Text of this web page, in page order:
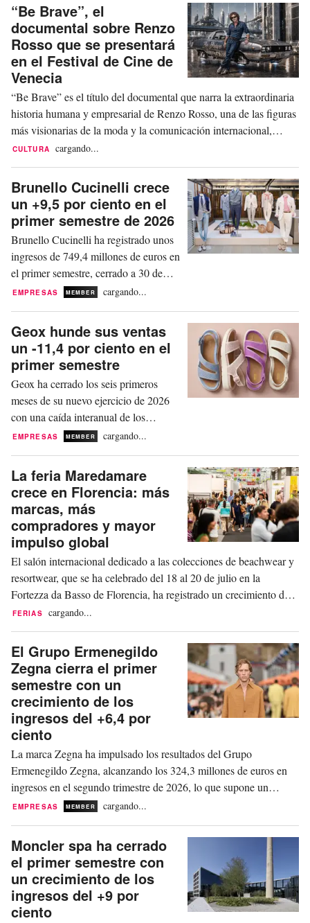
industrial chino, una oferta vinculante
para el relanzamiento de la empresa.
La operación, valorada en un total de...
“Be Brave”, el
documental sobre Renzo
Rosso que se presentará
en el Festival de Cine de
Venecia
“Be Brave” es el título del documental que narra la extraordinaria
historia humana y empresarial de Renzo Rosso, una de las figuras
más visionarias de la moda y la comunicación internacional,
fundador y presidente del Grupo Otb. Así se puede leer en la web
se presentará en la secci...
CULTURA cargando...
Brunello Cucinelli crece
un +9,5 por ciento en el
primer semestre de 2026
Brunello Cucinelli ha registrado unos
ingresos de 749,4 millones de euros en
el primer semestre, cerrado a 30 de
junio, lo que supone un crecimiento
tipos de cambio corrientes. El canal
retail, según un comunicado, ha
registrado un aumento del +19,3 por
ciento a tipos de...
EMPRESAS MEMBER cargando...
Geox hunde sus ventas
un -11,4 por ciento en el
primer semestre
Geox ha cerrado los seis primeros
meses de su nuevo ejercicio de 2026
con una caída interanual de los
ingresos del -11,4 por ciento (del -8,8
Ebitda ajustado de 13 millones, frente
a los 9 millones del mismo periodo del
año anterior. “Geox se ha enfrentado a
un mercado...
EMPRESAS MEMBER cargando...
La feria Maredamare
crece en Florencia: más
marcas, más
compradores y mayor
impulso global
El salón internacional dedicado a las colecciones de beachwear y
resortwear, que se ha celebrado del 18 al 20 de julio en la
Fortezza da Basso de Florencia, ha registrado un crecimiento del
+70 por ciento de compradores extranjeros con respecto a la
227 asistentes el sábado, 247...
FERIAS cargando...
El Grupo Ermenegildo
Zegna cierra el primer
semestre con un
crecimiento de los
ingresos del +6,4 por
ciento
La marca Zegna ha impulsado los resultados del Grupo
Ermenegildo Zegna, alcanzando los 324,3 millones de euros en
ingresos en el segundo trimestre de 2026, lo que supone un
aumento del +16,9 por ciento (+16,5 por ciento en términos
grupo han aumentado hasta los 517,1 millones de...
EMPRESAS MEMBER cargando...
Moncler spa ha cerrado
el primer semestre con
un crecimiento de los
ingresos del +9 por
ciento